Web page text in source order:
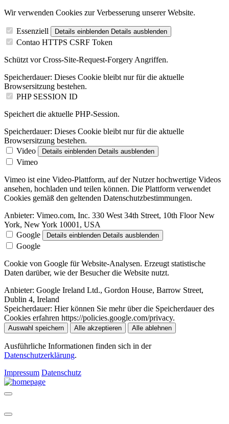
Wir verwenden Cookies zur Verbesserung unserer Website.
Essenziell Details einblenden Details ausblenden
Contao HTTPS CSRF Token
Schützt vor Cross-Site-Request-Forgery Angriffen.
Speicherdauer: Dieses Cookie bleibt nur für die aktuelle
Browsersitzung bestehen.
PHP SESSION ID
Speichert die aktuelle PHP-Session.
Speicherdauer: Dieses Cookie bleibt nur für die aktuelle
Browsersitzung bestehen.
Video
Details einblenden Details ausblenden
Vimeo
Vimeo ist eine Video-Plattform, auf der Nutzer hochwertige Videos
ansehen, hochladen und teilen können. Die Plattform verwendet
Cookies gemäß den geltenden Datenschutzbestimmungen.
Anbieter: Vimeo.com, Inc. 330 West 34th Street, 10th Floor New
York, New York 10001, USA
Google
Details einblenden Details ausblenden
Google
Cookie von Google für Website-Analysen. Erzeugt statistische
Daten darüber, wie der Besucher die Website nutzt.
Anbieter: Google Ireland Ltd., Gordon House, Barrow Street,
Dublin 4, Ireland
Speicherdauer: Hier können Sie mehr über die Speicherdauer des
Cookies erfahren https://policies.google.com/privacy.
Auswahl speichern Alle akzeptieren Alle ablehnen
Ausführliche Informationen finden sich in der
Datenschutzerklärung.
Impressum Datenschutz